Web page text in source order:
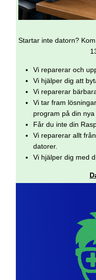
Startar inte datorn?
Vi reparerar och
Vi hjälper dig att
Vi reparerar
Vi tar fram
program på din nya
Får du inte din
Vi reparerar allt
datorer.
Vi hjälper dig med